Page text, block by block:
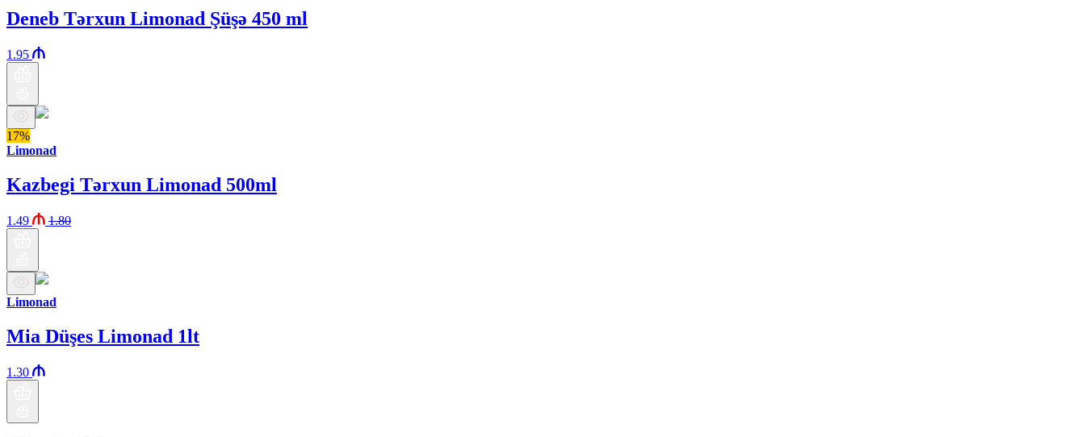
Deneb Tərxun Limonad Şüşə 450 ml
1.95
17%
Limonad
Kazbegi Tərxun Limonad 500ml
1.49 1.80
Limonad
Mia Düşes Limonad 1lt
1.30